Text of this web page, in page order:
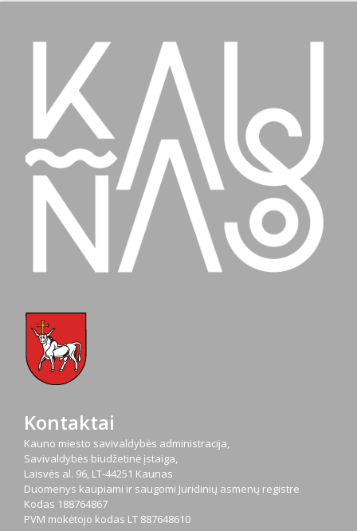
Kontaktai
Kauno miesto savivaldybės administracija,
Savivaldybės biudžetinė įstaiga,
Laisvės al. 96, LT-44251 Kaunas
Duomenys kaupiami ir saugomi Juridinių asmenų registre
Kodas 188764867
PVM mokėtojo kodas LT 887648610